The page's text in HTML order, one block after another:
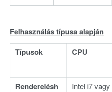
Felhasználás típusa alapján
Típusok
CPU
Renderelésh
Intel i7 vagy